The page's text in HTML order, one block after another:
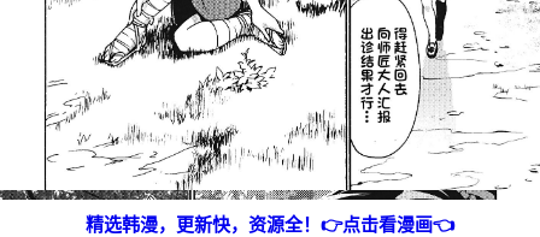
精选韩漫，更新快，资源全！👉点击看漫画👈